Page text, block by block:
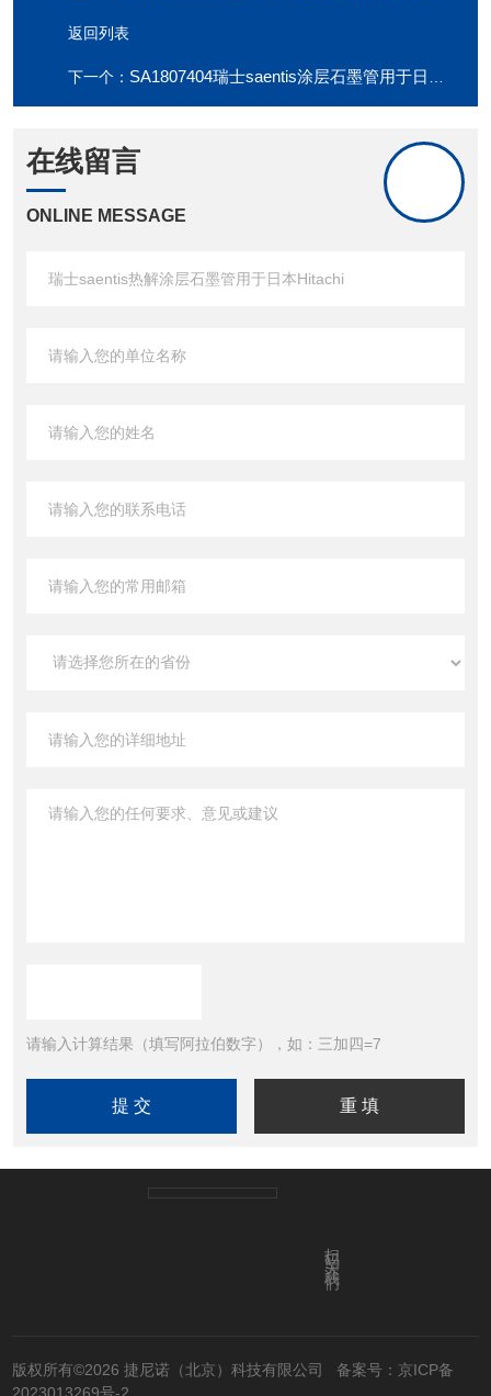
返回列表
下一个： SA1807404瑞士saentis涂层石墨管用于日本Hitachi
在线留言
ONLINE MESSAGE
请输入计算结果（填写阿拉伯数字），如：三加四=7
扫码关注我们
版权所有©2026 捷尼诺（北京）科技有限公司 备案号：京ICP备